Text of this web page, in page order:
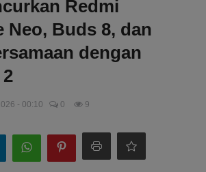
Redmi
Neo, Buds 8, dan
dengan
- 00:10 0 9